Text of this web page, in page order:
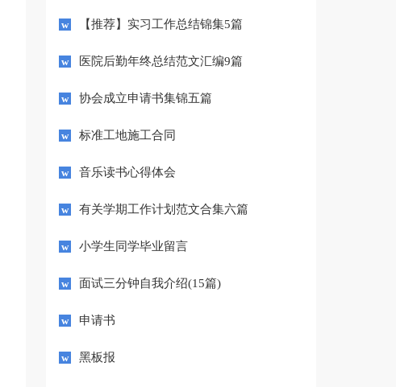
【推荐】实习工作总结锦集5篇
医院后勤年终总结范文汇编9篇
协会成立申请书集锦五篇
标准工地施工合同
音乐读书心得体会
有关学期工作计划范文合集六篇
小学生同学毕业留言
面试三分钟自我介绍(15篇)
申请书
黑板报